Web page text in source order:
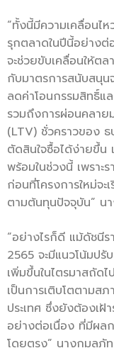
“ทั้งนี้มีความเคลื่อนไ
รุกตลาดในปีนี้อย่างต่
จะช่วยขับเคลื่อนให้ต
กับมาตรการสนับสนุน
ลดค่าโอนกรรมสิทธิ์แ
รวมถึงการผ่อนคลาย
(LTV) ชั่วคราวของ
ตัดสินใจซื้อได้ง่ายขึ้น
พร้อมในช่วงนี้ เพราะ
ก่อนที่โครงการใหม่จะ
ตามต้นทุนปัจจุบัน” น
“อย่างไรก็ดี แม้ดัชนี
2565 จะมีแนวโน้มปรั
เพิ่มขึ้นในไตรมาสถัด
เป็นการเติบโตตามส
ประเทศ ซึ่งยังต้องเฝ้
อย่างต่อเนื่อง ที่มีผล
โดยตรง” นางกมลภั